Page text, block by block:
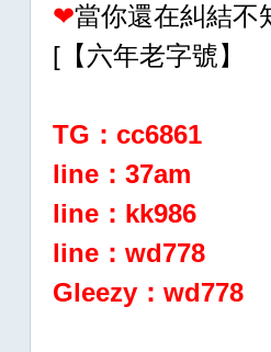
❤當你還在糾結不
[【六年老字號】
TG：cc6861
line：37am
line：kk986
line：wd778
Gleezy：wd778